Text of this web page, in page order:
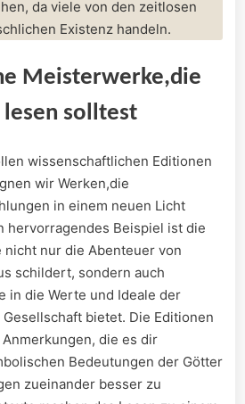
da viele von den zeitlosen
Existenz ‍handeln.
Meisterwerke,die
solltest
wissenschaftlichen Editionen
wir Werken,die
in einem neuen Licht
hervorragendes ⁣Beispiel ist die
nicht‌ nur die Abenteuer von
schildert,⁤ sondern ⁢auch
in die Werte und Ideale der
bietet. Die Editionen
die es dir
Bedeutungen⁤ der Götter
zueinander besser zu